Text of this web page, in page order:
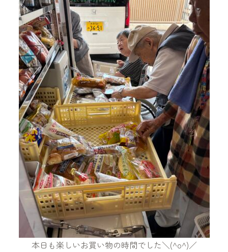
本日も楽しいお買い物の時間でした＼(^o^)／